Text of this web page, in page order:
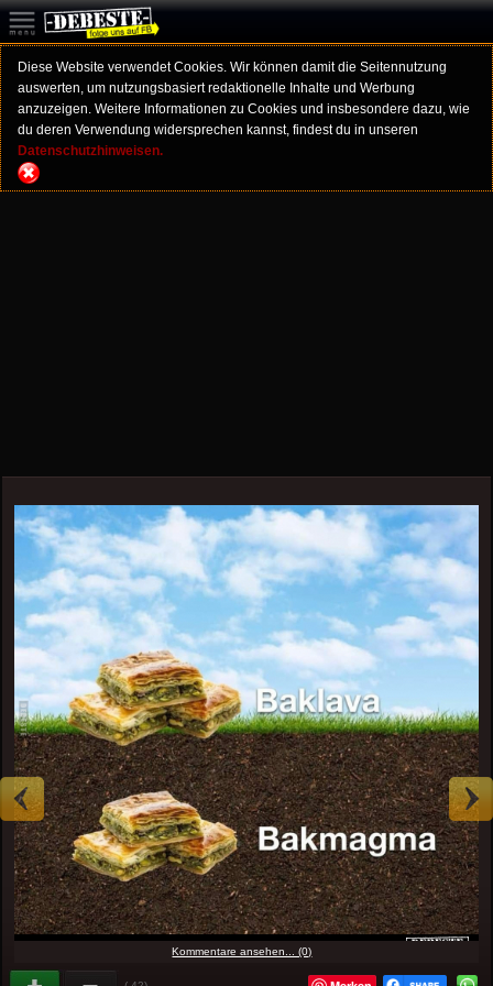
Diese Website verwendet Cookies. Wir können damit die Seitennutzung
auswerten, um nutzungsbasiert redaktionelle Inhalte und Werbung
anzuzeigen. Weitere Informationen zu Cookies und insbesondere dazu, wie
du deren Verwendung widersprechen kannst, findest du in unseren
Datenschutzhinweisen.
Kommentare ansehen... (0)